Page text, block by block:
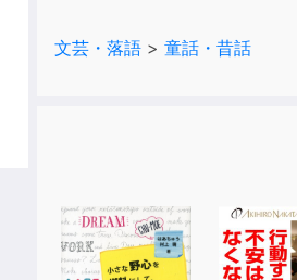
文芸・落語 > 童話・昔話